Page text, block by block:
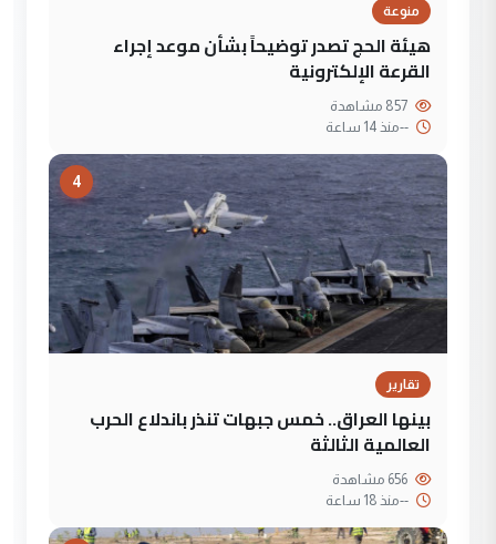
منوعة
هيئة الحج تصدر توضيحاً بشأن موعد إجراء
القرعة الإلكترونية
--منذ 14 ساعة
4
تقارير
بينها العراق.. خمس جبهات تنذر باندلاع الحرب
العالمية الثالثة
--منذ 18 ساعة